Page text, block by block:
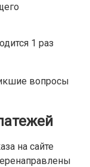
1 раз
вопросы
на сайте